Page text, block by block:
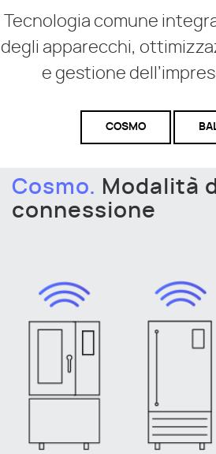
Tecnologia comune
degli apparecchi,
e gestione
COSMO
Cosmo. Modalità
connessione